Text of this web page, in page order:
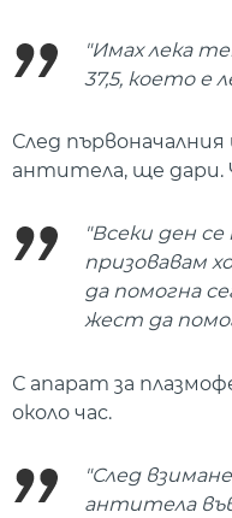
"Имах лека
37,5, което е
След
антитела, ще дари.
"Всеки ден
призовавам
да помогна
жест да
С апарат за
около час.
"След
антитела